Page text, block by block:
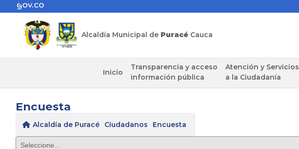
Alcaldía Municipal de Puracé Cauca
Inicio
Transparencia y acceso
información pública
Atención y Servicios
a la Ciudadanía
Encuesta
Alcaldía de Puracé Ciudadanos Encuesta